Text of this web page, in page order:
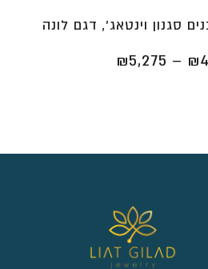
סגנון וינטאג', דגם לונה
₪
–
₪5,275